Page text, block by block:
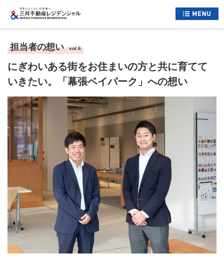
くらしについて
すまいとくらしへの想い
企業情報
採用情報
住まい情報総合サイト
サイトマップ
公式アカウント一覧
担当者の想い vol.6
にぎわいある街をお住まいの方と共に育てて
いきたい。「幕張ベイパーク」への想い